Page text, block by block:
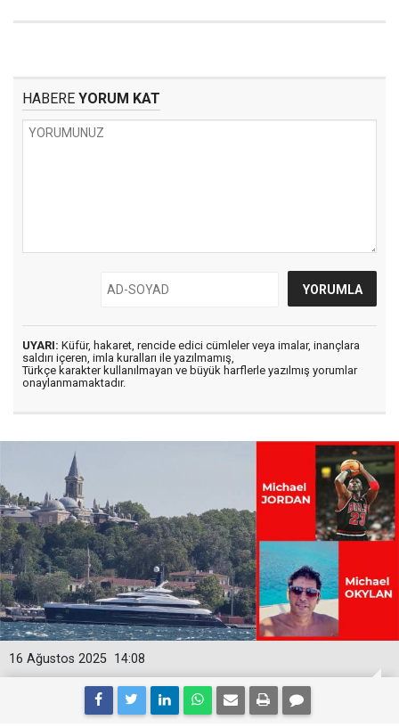
HABERE YORUM KAT
UYARI: Küfür, hakaret, rencide edici cümleler veya imalar, inançlara
saldırı içeren, imla kuralları ile yazılmamış,
Türkçe karakter kullanılmayan ve büyük harflerle yazılmış yorumlar
onaylanmamaktadır.
14:08
16 Ağustos 2025